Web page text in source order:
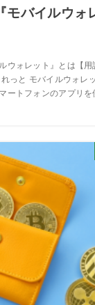
モバイルウォ
ウォレット』とは【
れっと モバイルウォレ
ートフォンのアプリを